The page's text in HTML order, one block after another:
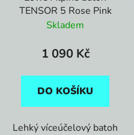
TENSOR 5 Rose Pink
Skladem
1 090 Kč
DO KOŠÍKU
Lehký víceúčelový batoh